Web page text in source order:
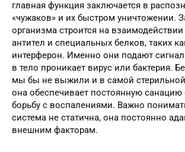
главная функция заключается в
«чужаков» и их быстром уничтожении.
организма строится на
антител и специальных белков, таких
интерферон. Именно они подают сигнал
в тело проникает вирус или бактерия.
мы бы не выжили и в самой стерильной
она обеспечивает постоянную санацию
борьбу с воспалениями. Важно
система не статична, она постоянно
внешним факторам.